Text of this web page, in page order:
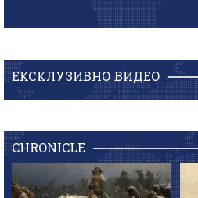
ЕКСКЛУЗИВНО ВИДЕО
CHRONICLE